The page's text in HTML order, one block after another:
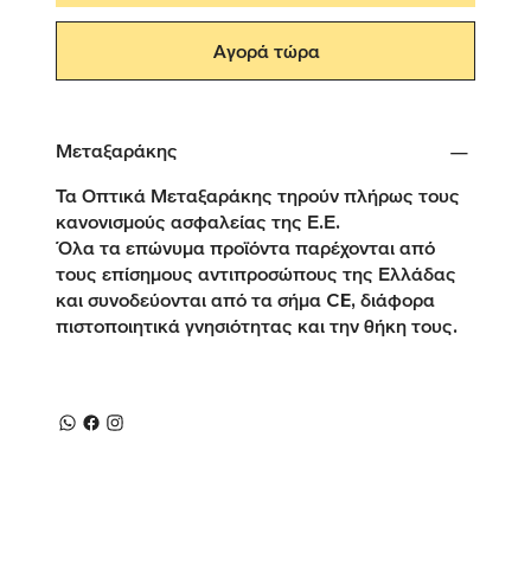
Αγορά τώρα
Μεταξαράκης
Τα Οπτικά Μεταξαράκης τηρούν πλήρως τους
κανονισμούς ασφαλείας της Ε.Ε.
Όλα τα επώνυμα προϊόντα παρέχονται από
τους επίσημους αντιπροσώπους της Ελλάδας
και συνοδεύονται από τα σήμα CE, διάφορα
πιστοποιητικά γνησιότητας και την θήκη τους.